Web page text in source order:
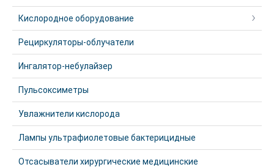
Кислородное оборудование
Рециркуляторы-облучатели
Ингалятор-небулайзер
Пульсоксиметры
Увлажнители кислорода
Лампы ультрафиолетовые бактерицидные
Отсасыватели хирургические медицинские